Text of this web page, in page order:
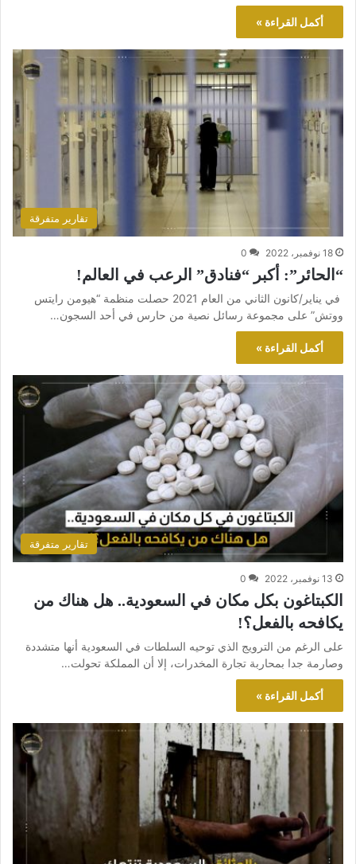
أكمل القراءة »
تقارير متفرقة
18 نوفمبر، 2022 0
“الحائر”: أكبر “فنادق” الرعب في العالم!
في يناير/كانون الثاني من العام 2021 حصلت منظمة “هيومن رايتس
ووتش” على مجموعة رسائل نصية من حارس في أحد السجون…
أكمل القراءة »
تقارير متفرقة
13 نوفمبر، 2022 0
الكبتاغون بكل مكان في السعودية.. هل هناك من
يكافحه بالفعل؟!
على الرغم من الترويج الذي توحيه السلطات في السعودية أنها متشددة
وصارمة جدا بمحاربة تجارة المخدرات، إلا أن المملكة تحولت…
أكمل القراءة »